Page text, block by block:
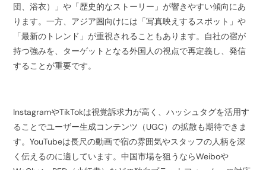
団、浴衣）」や「歴史的なストーリー」が響きやすい傾向にあ
ります。一方、アジア圏向けには「写真映えするスポット」や
「最新のトレンド」が重視されることもあります。自社の宿が
持つ強みを、ターゲットとなる外国人の視点で再定義し、発信
することが重要です。
InstagramやTikTokは視覚訴求力が高く、ハッシュタグを活用す
ることでユーザー生成コンテンツ（UGC）の拡散も期待できま
す。YouTubeは長尺の動画で宿の雰囲気やスタッフの人柄を深
く伝えるのに適しています。中国市場を狙うならWeiboや